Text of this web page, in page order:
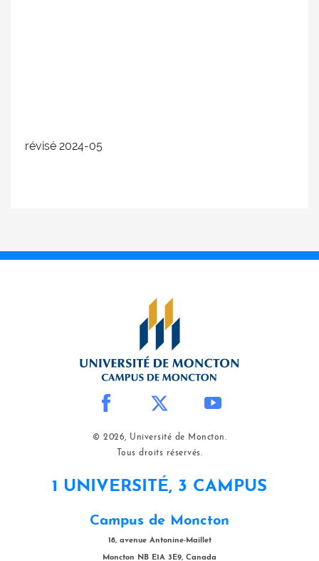
révisé 2024-05
© 2026, Université de Moncton.
Tous droits réservés.
1 UNIVERSITÉ, 3 CAMPUS
Campus de Moncton
18, avenue Antonine-Maillet
Moncton NB E1A 3E9, Canada